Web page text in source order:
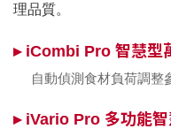
理品質。
▸ iCombi Pro 智慧型
自動偵測食材負荷調整
▸ iVario Pro 多功能